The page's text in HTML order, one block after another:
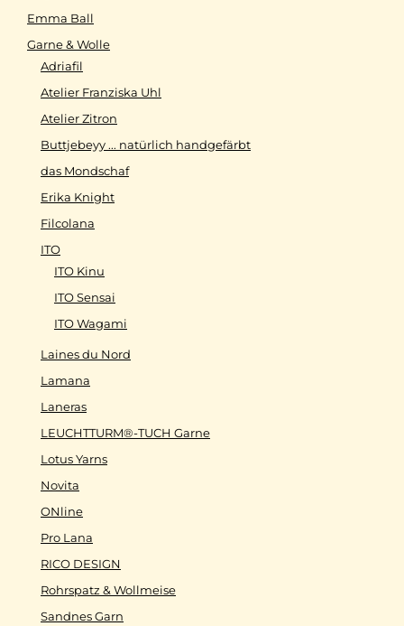
Emma Ball
Garne & Wolle
Adriafil
Atelier Franziska Uhl
Atelier Zitron
Buttjebeyy ... natürlich handgefärbt
das Mondschaf
Erika Knight
Filcolana
ITO
ITO Kinu
ITO Sensai
ITO Wagami
Laines du Nord
Lamana
Laneras
LEUCHTTURM®-TUCH Garne
Lotus Yarns
Novita
ONline
Pro Lana
RICO DESIGN
Rohrspatz & Wollmeise
Sandnes Garn